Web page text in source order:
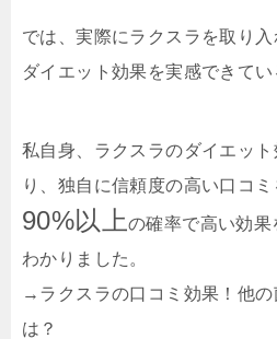
では、実際にラクスラを取り
ダイエット効果を実感できてい
私自身、ラクスラのダイエッ
り、独自に信頼度の高い口コミ
90%以上の確率で高い効
わかりました。
→ラクスラの口コミ効果！他
は？